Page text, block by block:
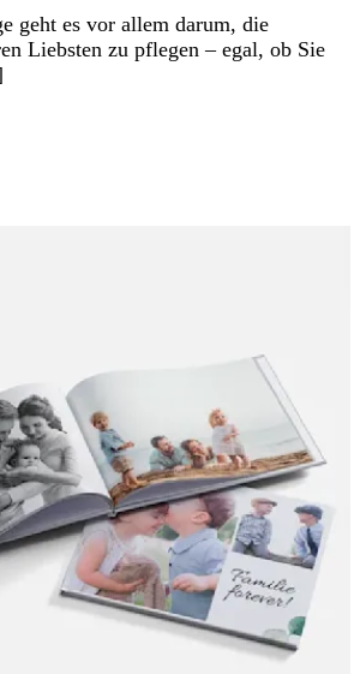
geht es vor allem darum, die
Liebsten zu pflegen – egal, ob Sie